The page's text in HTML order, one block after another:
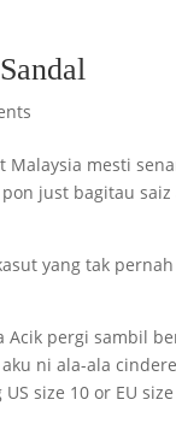
mesti
just bagitau
yang tak
pergi sambil
ni ala-ala
size 10 or EU